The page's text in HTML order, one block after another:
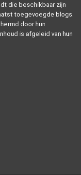
die beschikbaar zijn
toegevoegde blogs.
door hun
is afgeleid van hun